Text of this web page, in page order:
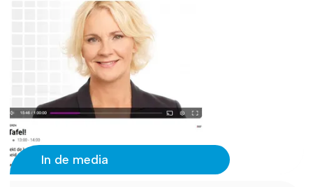
In de media